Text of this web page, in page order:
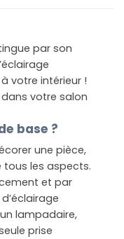
par son
votre intérieur !
votre salon
base ?
une pièce,
les aspects.
et par
lampadaire,
prise